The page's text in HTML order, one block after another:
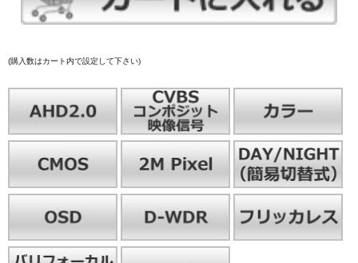
(購入数はカート内で設定して下さい)